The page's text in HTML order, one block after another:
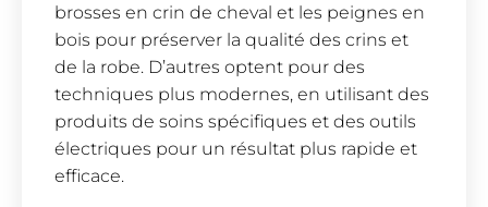
brosses en crin de cheval et les peignes en
bois pour préserver la qualité des crins et
de la robe. D’autres optent pour des
techniques plus modernes, en utilisant des
produits de soins spécifiques et des outils
électriques pour un résultat plus rapide et
efficace.